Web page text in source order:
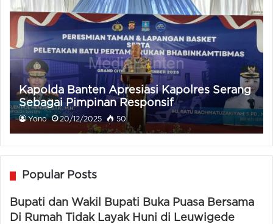
Kapolda Banten Apresiasi Kapolres Serang
Sebagai Pimpinan Responsif
Yono 20/12/2025 50
Popular Posts
Bupati dan Wakil Bupati Buka Puasa Bersama
Di Rumah Tidak Layak Huni di Leuwigede